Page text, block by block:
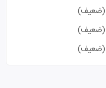
(ضعیف)
(ضعیف)
(ضعیف)